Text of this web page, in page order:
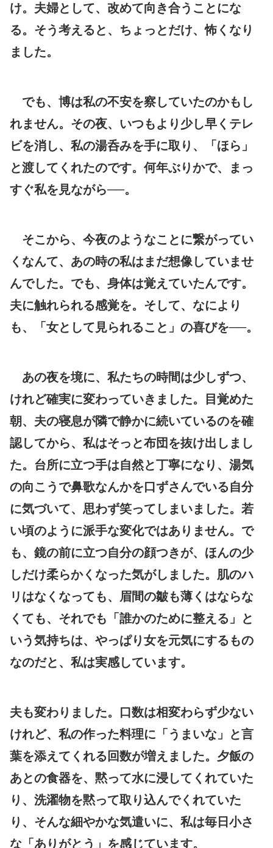
け。夫婦として、改めて向き合うことにな
る。そう考えると、ちょっとだけ、怖くなり
ました。
でも、博は私の不安を察していたのかもし
れません。その夜、いつもより少し早くテレ
ビを消し、私の湯呑みを手に取り、「ほら」
と渡してくれたのです。何年ぶりかで、まっ
すぐ私を見ながら──。
そこから、今夜のようなことに繋がってい
くなんて、あの時の私はまだ想像していませ
んでした。でも、身体は覚えていたんです。
夫に触れられる感覚を。そして、なにより
も、「女として見られること」の喜びを──。
あの夜を境に、私たちの時間は少しずつ、
けれど確実に変わっていきました。目覚めた
朝、夫の寝息が隣で静かに続いているのを確
認してから、私はそっと布団を抜け出しまし
た。台所に立つ手は自然と丁寧になり、湯気
の向こうで鼻歌なんかを口ずさんでいる自分
に気づいて、思わず笑ってしまいました。若
い頃のように派手な変化ではありません。で
も、鏡の前に立つ自分の顔つきが、ほんの少
しだけ柔らかくなった気がしました。肌のハ
リはなくなっても、眉間の皺も薄くはならな
くても、それでも「誰かのために整える」と
いう気持ちは、やっぱり女を元気にするもの
なのだと、私は実感しています。
夫も変わりました。口数は相変わらず少ない
けれど、私の作った料理に「うまいな」と言
葉を添えてくれる回数が増えました。夕飯の
あとの食器を、黙って水に浸してくれていた
り、洗濯物を黙って取り込んでくれていた
り、そんな細やかな気遣いに、私は毎日小さ
な「ありがとう」を感じています。